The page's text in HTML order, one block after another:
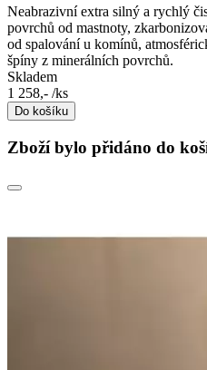
Neabrazivní extra silný a rychlý
povrchů od mastnoty,
od spalování u komínů,
špíny z minerálních povrchů.
Skladem
1 258,- /ks
Do košíku
Zboží bylo přidáno do